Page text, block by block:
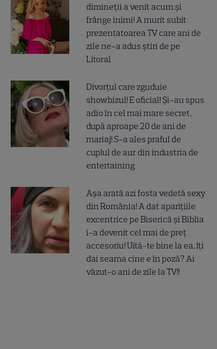
dimineții a venit acum și
frânge inimi! A murit subit
prezentatoarea TV care ani de
zile ne-a adus știri de pe
Litoral
Divorțul care zguduie
showbizul! E oficial! Și-au spus
adio în cel mai mare secret,
după aproape 20 de ani de
mariaj! S-a ales praful de
cuplul de aur din industria de
entertaining
Așa arată azi fosta vedetă sexy
din România! A dat aparițiile
excentrice pe Biserică și Biblia
i-a devenit cel mai de preț
accesoriu! Uită-te bine la ea, îți
dai seama cine e în poză? Ai
văzut-o ani de zile la TV!!